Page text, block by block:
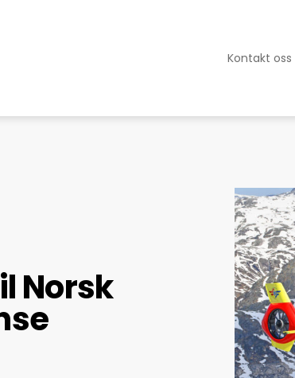
Kontakt oss
Norsk